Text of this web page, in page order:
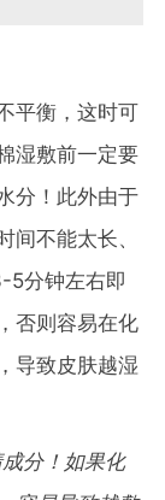
平衡，这时可
湿敷前一定要
分！此外由于
间不能太长、
5分钟左右即
否则容易在化
导致皮肤越湿
分！如果化